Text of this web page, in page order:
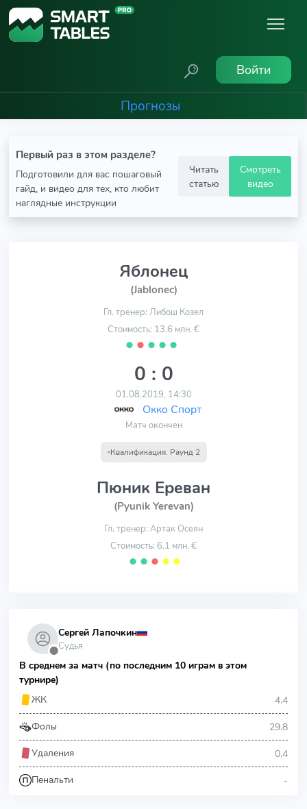
Войти
Прогнозы
Первый раз в этом разделе?
Подготовили для вас пошаговый
гайд, и видео для тех, кто любит
наглядные инструкции
Читать
статью
Смотреть
видео
Яблонец
(Jablonec)
Гл. тренер: Либош Козел
Стоимость: 13.6 млн. €
⬤ ⬤ ⬤ ⬤ ⬤
0 : 0
01.08.2019, 14:30
Окко Спорт
Матч окончен
Квалификация. Раунд 2
Пюник Ереван
(Pyunik Yerevan)
Гл. тренер: Артак Осеян
Стоимость: 6.1 млн. €
⬤ ⬤ ⬤ ⬤ ⬤
⬤
Сергей Лапочкин
Судья
В среднем за матч (по последним 10 играм в этом
турнире)
ЖК
4.4
Фолы 29.8
Удаления 0.4
Пенальти -